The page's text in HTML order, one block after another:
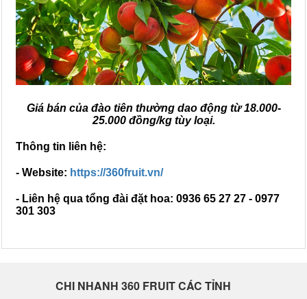
Giá bán của đào tiên thường dao động từ 18.000-
25.000 đồng/kg tùy loại.
Thông tin liên hệ:
- Website: https://360fruit.vn/
- Liên hệ qua tổng đài đặt hoa: 0936 65 27 27 - 0977
301 303
CHI NHANH 360 FRUIT CÁC TỈNH